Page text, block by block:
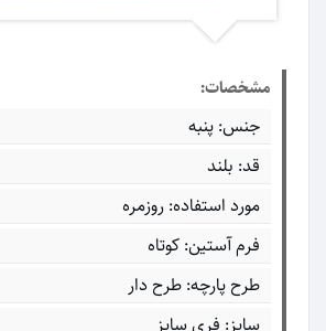
مشخصات:
جنس: پنبه
قد: بلند
مورد استفاده: روزمره
فرم آستین: کوتاه
طرح پارچه: طرح دار
سایز: فری سایز